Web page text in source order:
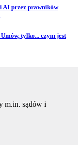
AI przez prawników
tylko... czym jest
m.in. sądów i